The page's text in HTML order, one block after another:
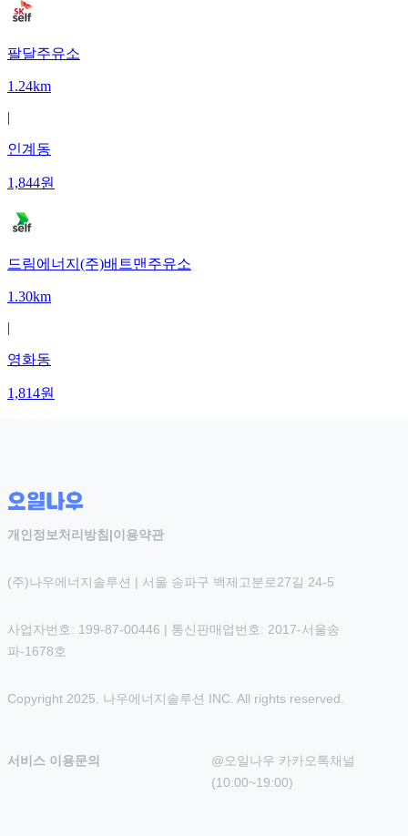
팔달주유소
1.24km
|
인계동
1,844원
드림에너지(주)배트맨주유소
1.30km
|
영화동
1,814원
개인정보처리방침 |이용약관
(주)나우에너지솔루션 | 서울 송파구 백제고분로27길 24-5
사업자번호: 199-87-00446 | 통신판매업번호: 2017-서울송
파-1678호
Copyright 2025. 나우에너지솔루션 INC. All rights reserved.
서비스 이용문의
@오일나우 카카오톡채널
(10:00~19:00)